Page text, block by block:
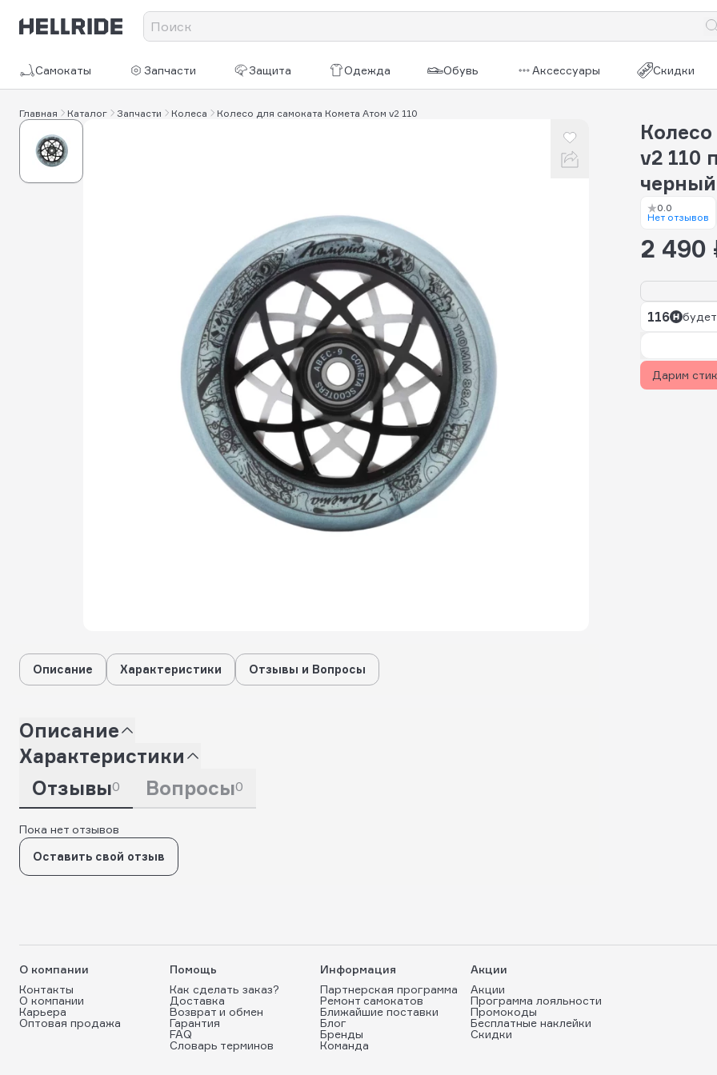
Самокаты Запчасти Защита Одежда Обувь Аксессуары Скидки
Главная Каталог Запчасти Колеса Колесо для самоката Комета Атом v2 110
v2 110
черный
0.0
Нет отзывов
2 490
116
Дарим
Описание Характеристики Отзывы и Вопросы
Описание
Характеристики
Отзывы0 Вопросы0
Пока нет отзывов
Оставить свой отзыв
О компании
Контакты
О компании
Карьера
Оптовая продажа
Помощь
Как сделать заказ?
Доставка
Возврат и обмен
Гарантия
FAQ
Словарь терминов
Информация
Партнерская программа
Ремонт самокатов
Ближайшие поставки
Блог
Бренды
Команда
Акции
Акции
Программа лояльности
Промокоды
Бесплатные наклейки
Скидки